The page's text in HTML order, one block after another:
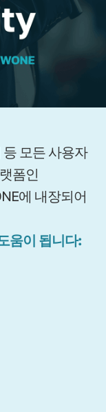
모든 사용자
폼인
에 내장되어
움이 됩니다: